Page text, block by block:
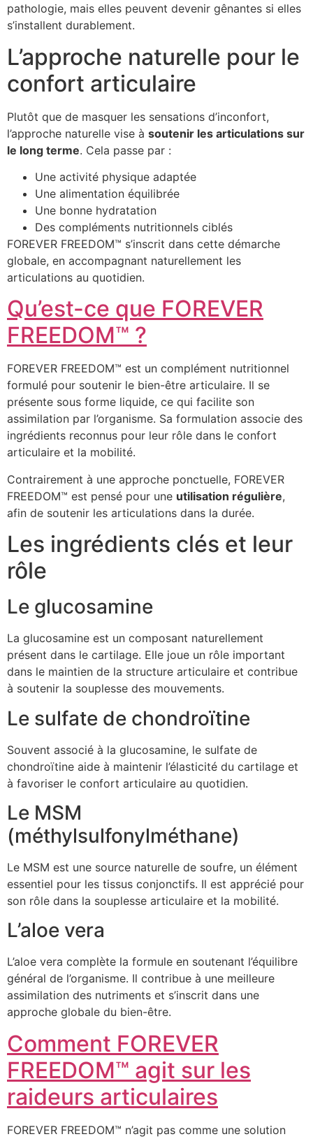
pathologie, mais elles peuvent devenir gênantes si elles
s’installent durablement.
L’approche naturelle pour le
confort articulaire
Plutôt que de masquer les sensations d’inconfort,
l’approche naturelle vise à soutenir les articulations sur
le long terme. Cela passe par :
Une activité physique adaptée
Une alimentation équilibrée
Une bonne hydratation
Des compléments nutritionnels ciblés
FOREVER FREEDOM™ s’inscrit dans cette démarche
globale, en accompagnant naturellement les
articulations au quotidien.
Qu’est-ce que FOREVER
FREEDOM™ ?
FOREVER FREEDOM™ est un complément nutritionnel
formulé pour soutenir le bien-être articulaire. Il se
présente sous forme liquide, ce qui facilite son
assimilation par l’organisme. Sa formulation associe des
ingrédients reconnus pour leur rôle dans le confort
articulaire et la mobilité.
Contrairement à une approche ponctuelle, FOREVER
FREEDOM™ est pensé pour une utilisation régulière,
afin de soutenir les articulations dans la durée.
Les ingrédients clés et leur
rôle
Le glucosamine
La glucosamine est un composant naturellement
présent dans le cartilage. Elle joue un rôle important
dans le maintien de la structure articulaire et contribue
à soutenir la souplesse des mouvements.
Le sulfate de chondroïtine
Souvent associé à la glucosamine, le sulfate de
chondroïtine aide à maintenir l’élasticité du cartilage et
à favoriser le confort articulaire au quotidien.
Le MSM
(méthylsulfonylméthane)
Le MSM est une source naturelle de soufre, un élément
essentiel pour les tissus conjonctifs. Il est apprécié pour
son rôle dans la souplesse articulaire et la mobilité.
L’aloe vera
L’aloe vera complète la formule en soutenant l’équilibre
général de l’organisme. Il contribue à une meilleure
assimilation des nutriments et s’inscrit dans une
approche globale du bien-être.
Comment FOREVER
FREEDOM™ agit sur les
raideurs articulaires
FOREVER FREEDOM™ n’agit pas comme une solution